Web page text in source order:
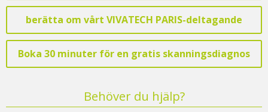
berätta om vårt VIVATECH PARIS-deltagande
Boka 30 minuter för en gratis skanningsdiagnos
Behöver du hjälp?